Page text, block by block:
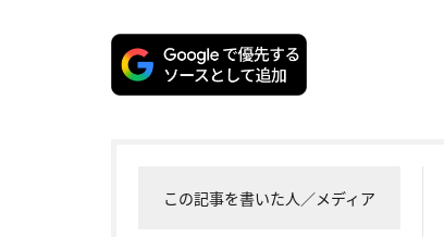
この記事を書いた人／メディア